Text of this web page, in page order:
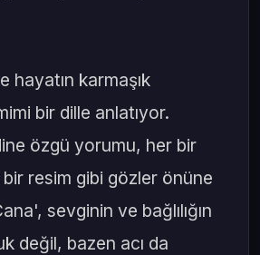
hayatın karmaşık
bir dille anlatıyor.
özgü yorumu, her bir
resim gibi gözler önüne
sevginin ve bağlılığın
değil, bazen acı da